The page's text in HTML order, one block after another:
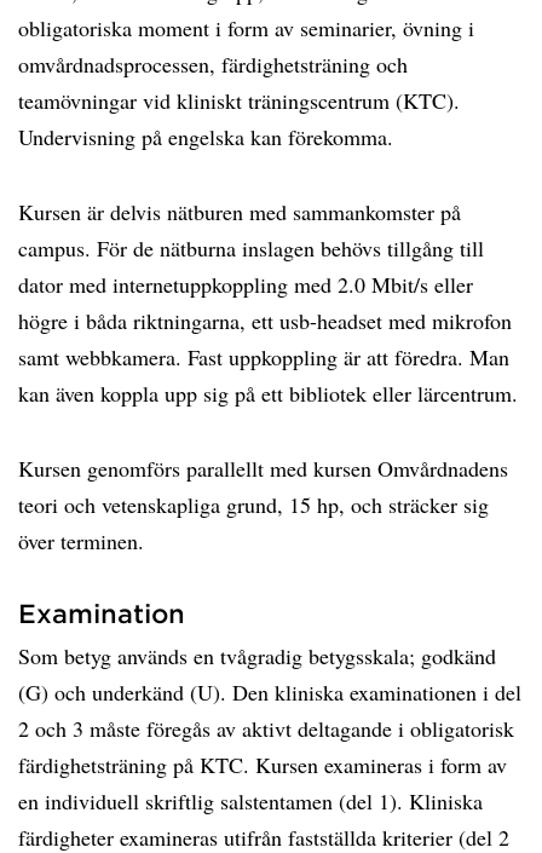
obligatoriska moment i form av seminarier, övning i
omvårdnadsprocessen, färdighetsträning och
teamövningar vid kliniskt träningscentrum (KTC).
Undervisning på engelska kan förekomma.
Kursen är delvis nätburen med sammankomster på
campus. För de nätburna inslagen behövs tillgång till
dator med internetuppkoppling med 2.0 Mbit/s eller
högre i båda riktningarna, ett usb-headset med mikrofon
samt webbkamera. Fast uppkoppling är att föredra. Man
kan även koppla upp sig på ett bibliotek eller lärcentrum.
Kursen genomförs parallellt med kursen Omvårdnadens
teori och vetenskapliga grund, 15 hp, och sträcker sig
över terminen.
Examination
Som betyg används en tvågradig betygsskala; godkänd
(G) och underkänd (U). Den kliniska examinationen i del
2 och 3 måste föregås av aktivt deltagande i obligatorisk
färdighetsträning på KTC. Kursen examineras i form av
en individuell skriftlig salstentamen (del 1). Kliniska
färdigheter examineras utifrån fastställda kriterier (del 2